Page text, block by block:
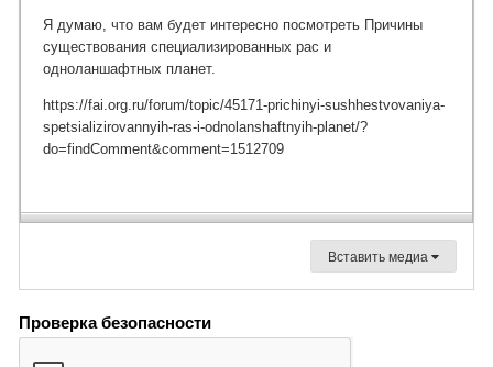
Вставить медиа
Проверка безопасности